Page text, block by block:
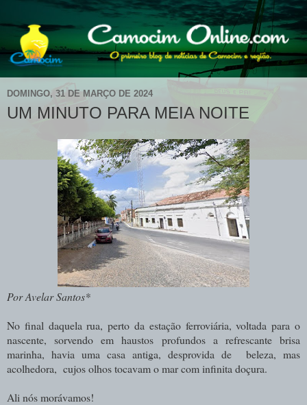
DOMINGO, 31 DE MARÇO DE 2024
UM MINUTO PARA MEIA NOITE
Por Avelar Santos*
No final daquela rua, perto da estação ferroviária, voltada para o
nascente, sorvendo em haustos profundos a refrescante brisa
marinha, havia uma casa antiga, desprovida de beleza, mas
acolhedora, cujos olhos tocavam o mar com infinita doçura.
Ali nós morávamos!